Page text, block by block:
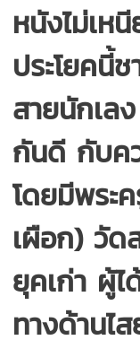
หนังไม่เห
ประโยคนี้
สายนักเล
กันดี กับค
โดยมีพระ
เผือก) วัด
ยุคเก่า ผู้
ทางด้านไ